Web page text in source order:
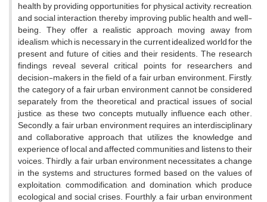
health by providing opportunities for physical activity, recreation,
and social interaction, thereby improving public health and well-
being. They offer a realistic approach, moving away from
idealism, which is necessary in the current idealized world for the
present and future of cities and their residents. The research
findings reveal several critical points for researchers and
decision-makers in the field of a fair urban environment. Firstly,
the category of a fair urban environment cannot be considered
separately from the theoretical and practical issues of social
justice, as these two concepts mutually influence each other.
Secondly, a fair urban environment requires an interdisciplinary
and collaborative approach that utilizes the knowledge and
experience of local and affected communities and listens to their
voices. Thirdly, a fair urban environment necessitates a change
in the systems and structures formed based on the values of
exploitation, commodification, and domination, which produce
ecological and social crises. Fourthly, a fair urban environment